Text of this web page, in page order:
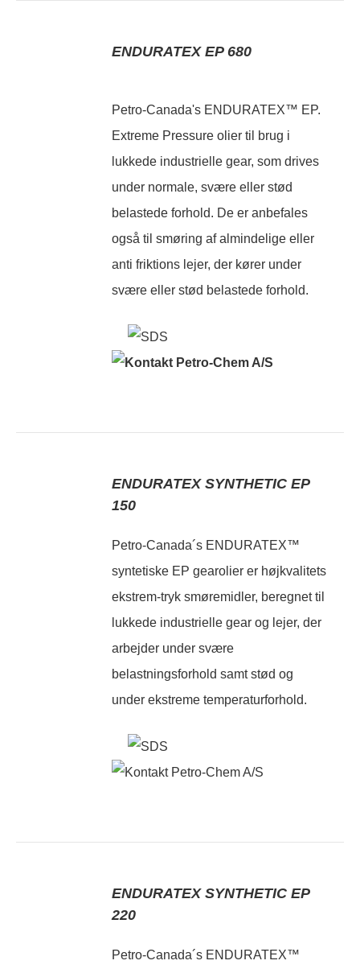
ENDURATEX EP 680
Petro-Canada's ENDURATEX™ EP.
Extreme Pressure olier til brug i
lukkede industrielle gear, som drives
under normale, svære eller stød
belastede forhold. De er anbefales
også til smøring af almindelige eller
anti friktions lejer, der kører under
svære eller stød belastede forhold.
ENDURATEX SYNTHETIC EP
150
Petro-Canada´s ENDURATEX™
syntetiske EP gearolier er højkvalitets
ekstrem-tryk smøremidler, beregnet til
lukkede industrielle gear og lejer, der
arbejder under svære
belastningsforhold samt stød og
under ekstreme temperaturforhold.
ENDURATEX SYNTHETIC EP
220
Petro-Canada´s ENDURATEX™